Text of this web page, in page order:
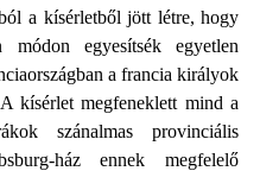
a kísérletből jött létre, hogy
módon egyesítsék egyetlen
a francia királyok
kísérlet megfeneklett mind a
szánalmas provinciális
ház ennek megfelelő